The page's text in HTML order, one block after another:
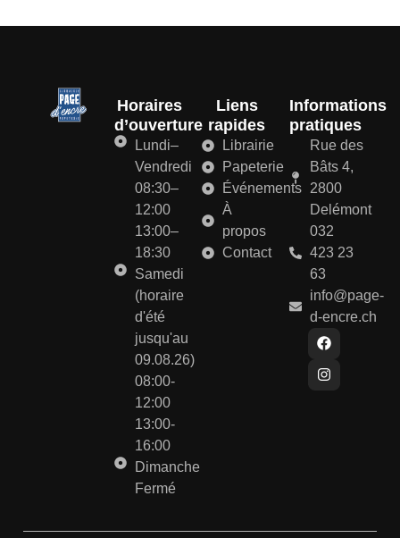
Horaires
d’ouverture
Lundi–
Vendredi
08:30–
12:00
13:00–
18:30
Samedi
(horaire
d'été
jusqu'au
09.08.26)
08:00-
12:00
13:00-
16:00
Dimanche
Fermé
Liens
rapides
Librairie
Papeterie
Événements
À
propos
Contact
Informations
pratiques
Rue des
Bâts 4,
2800
Delémont
032
423 23
63
info@page-
d-encre.ch